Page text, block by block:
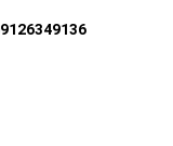
- 09024685817 - 09106703474